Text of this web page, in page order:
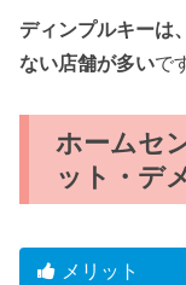
ディンプルキーは
ない店舗が多いで
ホームセ
ット・デ
メリット